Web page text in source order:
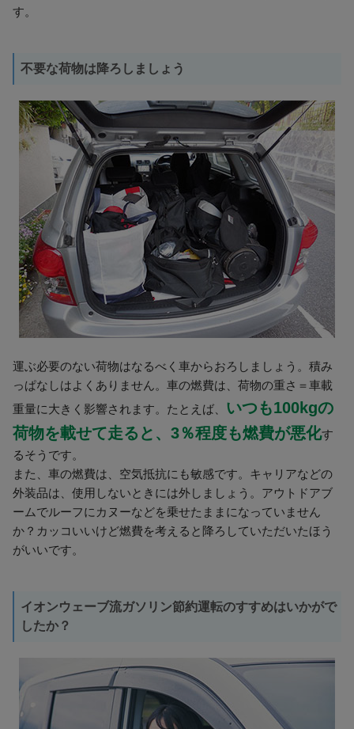
す。
不要な荷物は降ろしましょう
運ぶ必要のない荷物はなるべく車からおろしましょう。積み
っぱなしはよくありません。車の燃費は、荷物の重さ＝車載
重量に大きく影響されます。たとえば、 いつも100kgの
荷物を載せて走ると、3％程度も燃費が悪化す
るそうです。
また、車の燃費は、空気抵抗にも敏感です。キャリアなどの
外装品は、使用しないときには外しましょう。アウトドアブ
ームでルーフにカヌーなどを乗せたままになっていません
か？カッコいいけど燃費を考えると降ろしていただいたほう
がいいです。
イオンウェーブ流ガソリン節約運転のすすめはいかがで
したか？